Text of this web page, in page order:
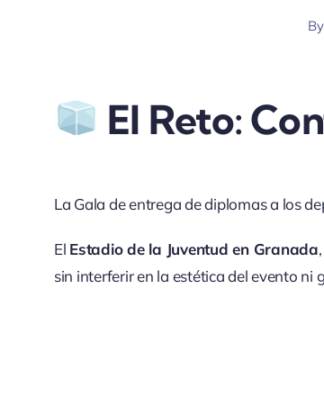
El Reto:
La Gala de entrega de diplomas a los
El Estadio de la Juventud en Granada
sin interferir en la estética del evento ni